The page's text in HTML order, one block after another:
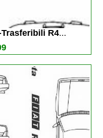
Trasferibili R4...